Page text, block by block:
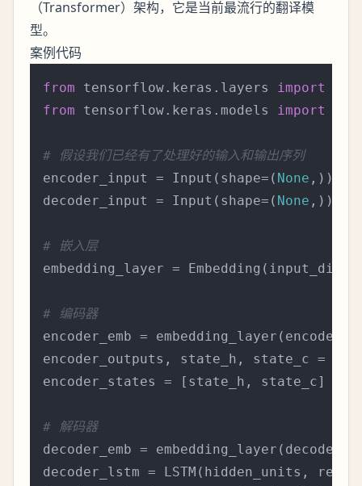
（Transformer）架构，它是当前最流行的翻译模
型。
案例代码
from tensorflow.keras.layers import
from tensorflow.keras.models import
# 假设我们已经有了处理好的输入和输出序列
encoder_input = Input(shape=( None ,))
decoder_input = Input(shape=( None ,))
# 嵌入层
embedding_layer =
# 编码器
encoder_emb =
encoder_outputs, state_h, state_c =
encoder_states = [state_h, state_c]
# 解码器
decoder_emb =
decoder_lstm = LSTM(hidden_units,